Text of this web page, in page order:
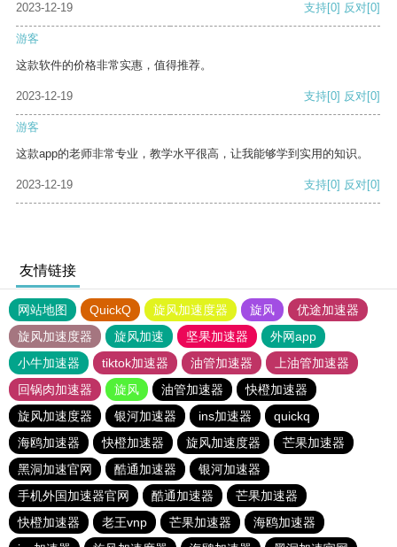
2023-12-19
支持[0] 反对[0]
游客
这款软件的价格非常实惠，值得推荐。
2023-12-19 支持[0] 反对[0]
游客
这款app的老师非常专业，教学水平很高，让我能够学到实用的知识。
2023-12-19 支持[0] 反对[0]
友情链接
网站地图 QuickQ 旋风加速度器 旋风
优途加速器
旋风加速度器
旋风加速 坚果加速器
外网app
小牛加速器
tiktok加速器 油管加速器
上油管加速器
回锅肉加速器
旋风 油管加速器
快橙加速器
旋风加速度器
银河加速器 ins加速器
quickq
海鸥加速器
快橙加速器 旋风加速度器
芒果加速器
黑洞加速官网
酷通加速器
银河加速器
手机外国加速器官网
酷通加速器
芒果加速器
快橙加速器
老王vnp 芒果加速器
海鸥加速器